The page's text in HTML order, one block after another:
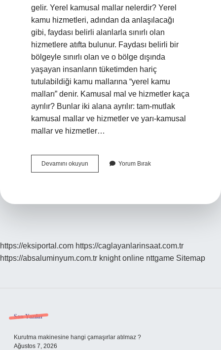
gelir. Yerel kamusal mallar nelerdir? Yerel
kamu hizmetleri, adından da anlaşılacağı
gibi, faydası belirli alanlarla sınırlı olan
hizmetlere atıfta bulunur. Faydası belirli bir
bölgeyle sınırlı olan ve o bölge dışında
yaşayan insanların tüketimden hariç
tutulabildiği kamu mallarına “yerel kamu
malları” denir. Kamusal mal ve hizmetler kaça
ayrılır? Bunlar iki alana ayrılır: tam-mutlak
kamusal mallar ve hizmetler ve yarı-kamusal
mallar ve hizmetler…
Devamını okuyun
Kamusal
Yorum Bırak
https://eksiportal.com https://caglayanlarinsaat.com.tr
https://absaluminyum.com.tr knight online nttgame Sitemap
Sidebar
Son Yazılar
Kurutma makinesine hangi çamaşırlar atılmaz ?
Ağustos 7, 2026